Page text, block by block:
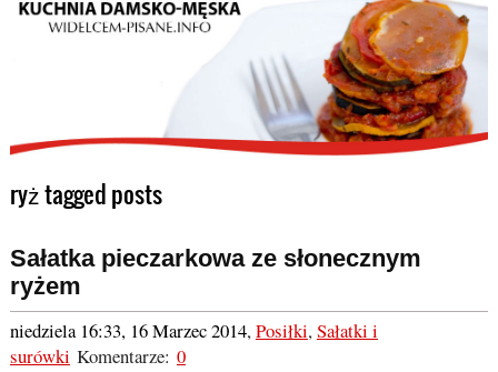
ryż tagged posts
Sałatka pieczarkowa ze słonecznym
ryżem
niedziela 16:33, 16 Marzec 2014,Posiłki,Sałatki i
surówki Komentarze: 0